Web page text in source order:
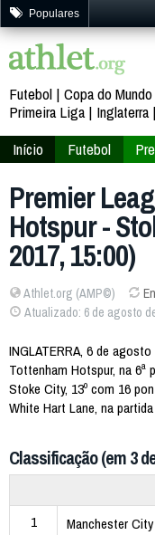
Populares
Futebol Copa do
Primeira Liga
Inglaterra
Início
Futebol
Premier
Hotspur -
2017, 15:00)
Athlet.org (AMP©)
Atualizado: 6 de agosto
INGLATERRA, 6 de
Tottenham Hotspur, na 6ª
Stoke City, 13º com 16
White Hart Lane, na
Classificação (em 3
1
Manchester City